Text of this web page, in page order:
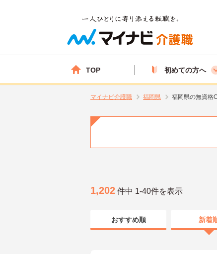
TOP 初めての方へ
マイナビ介護職 福岡県 福岡県の無資格
1,202 件中 1-40件を表示
おすすめ順 新着